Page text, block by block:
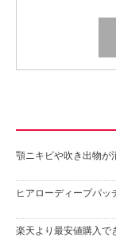
顎ニキビや吹き出物が
ヒアローディープパッ
楽天より最安値購入で